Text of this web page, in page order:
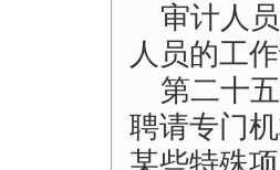
审计人员
人员的工
第二十五
聘请专门
某些特殊项